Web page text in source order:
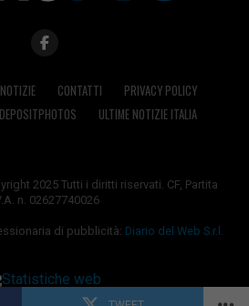
CONTATTI
PRIVACY POLICY
DEPOSITPHOTOS ULTIME NOTIZIE ITALIA
2025 Tutti i diritti riservati. CF, Partita
n. 02627740026
di pubblicità: Diario del Web S.r.l.